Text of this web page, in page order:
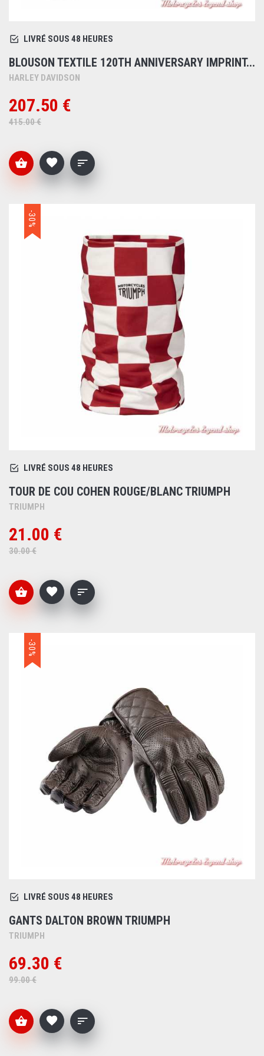
LIVRÉ SOUS 48 HEURES
BLOUSON TEXTILE 120TH ANNIVERSARY IMPRINT...
HARLEY DAVIDSON
207.50 €
415.00 €
-30%
LIVRÉ SOUS 48 HEURES
TOUR DE COU COHEN ROUGE/BLANC TRIUMPH
TRIUMPH
21.00 €
30.00 €
-30%
LIVRÉ SOUS 48 HEURES
GANTS DALTON BROWN TRIUMPH
TRIUMPH
69.30 €
99.00 €